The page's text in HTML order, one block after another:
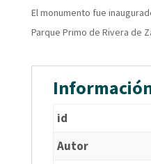
El monumento fue
Parque Primo de Rivera de
id
Autor